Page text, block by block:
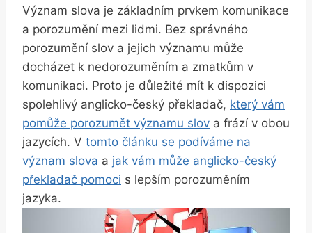
Význam slova je základním prvkem komunikace
a porozumění mezi lidmi. Bez správného
porozumění slov a jejich významu může
docházet k nedorozuměním a zmatkům v
komunikaci. Proto je důležité mít k dispozici
spolehlivý anglicko-český překladač, který vám
pomůže porozumět významu slov a frází v obou
jazycích. V tomto článku se podíváme na
význam slova a jak vám může anglicko-český
překladač pomoci s lepším porozuměním
jazyka.